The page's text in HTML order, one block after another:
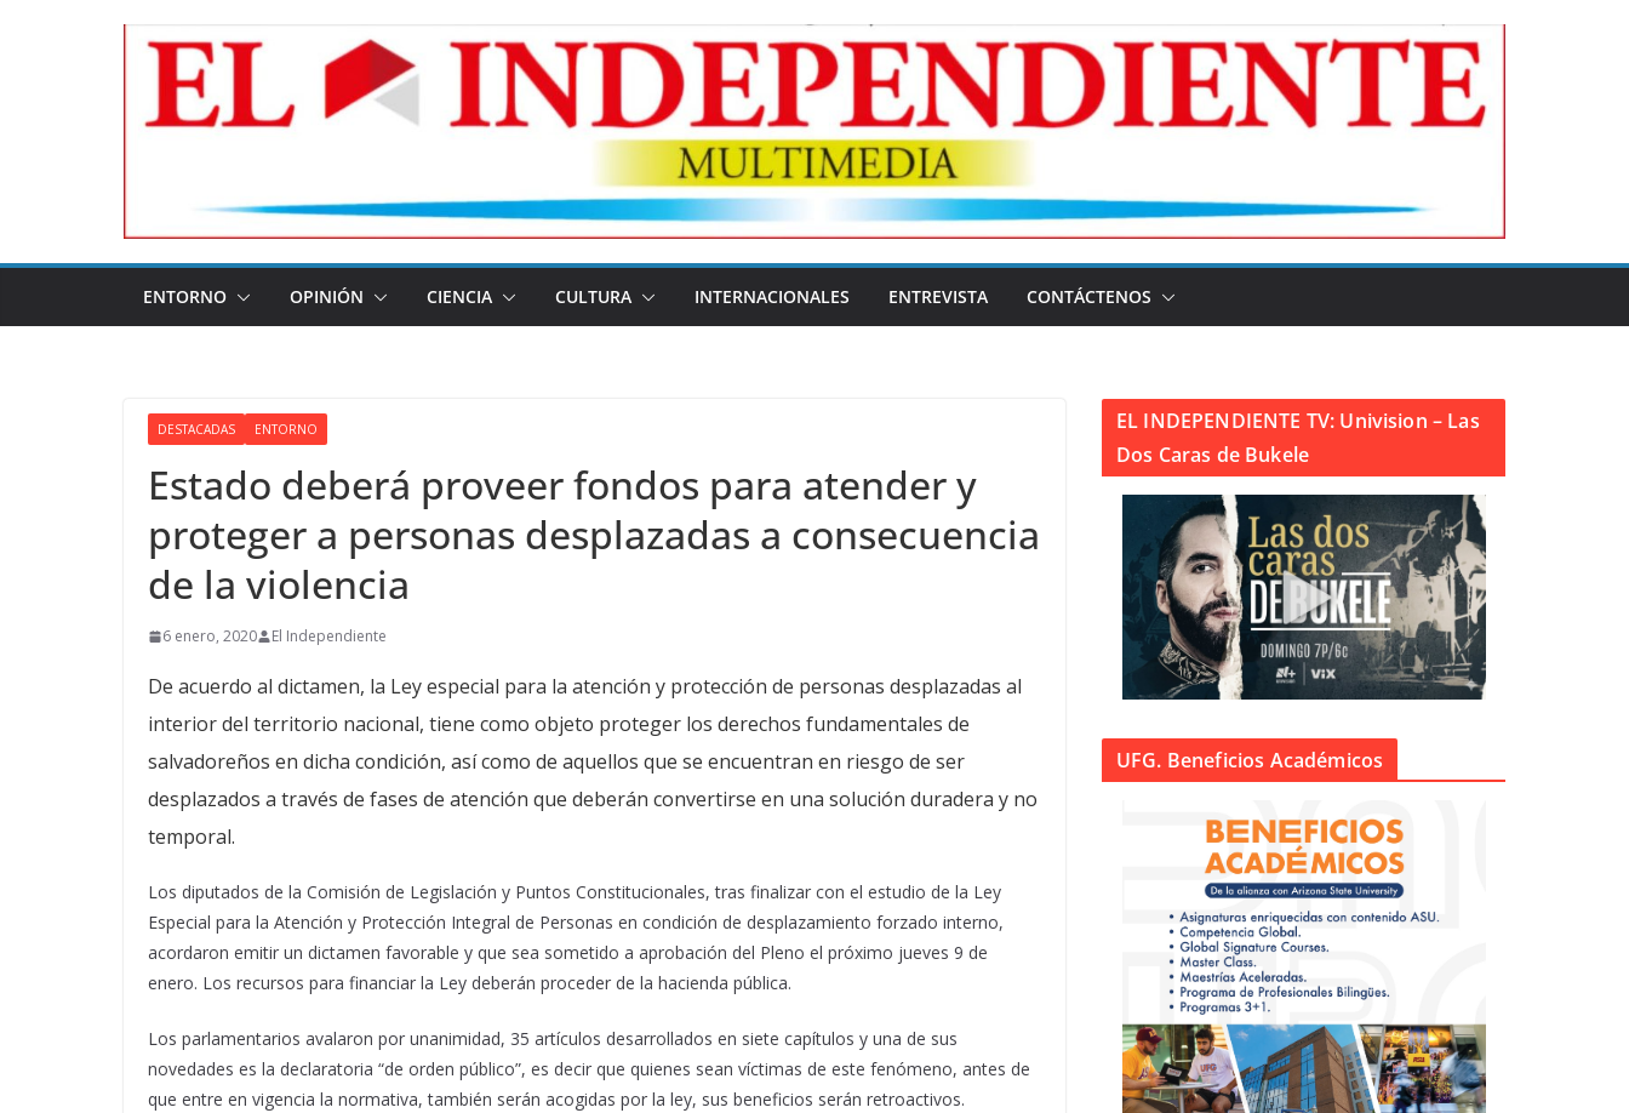
ENTORNO OPINIÓN CIENCIA CULTURA INTERNACIONALES ENTREVISTA CONTÁCTENOS
DESTACADAS ENTORNO
Estado deberá proveer fondos para atender y
proteger a personas desplazadas a consecuencia
de la violencia
6 enero, 2020 El Independiente
De acuerdo al dictamen, la Ley especial para la atención y protección de personas desplazadas al
interior del territorio nacional, tiene como objeto proteger los derechos fundamentales de
salvadoreños en dicha condición, así como de aquellos que se encuentran en riesgo de ser
desplazados a través de fases de atención que deberán convertirse en una solución duradera y no
temporal.
Los diputados de la Comisión de Legislación y Puntos Constitucionales, tras finalizar con el estudio de la Ley
Especial para la Atención y Protección Integral de Personas en condición de desplazamiento forzado interno,
acordaron emitir un dictamen favorable y que sea sometido a aprobación del Pleno el próximo jueves 9 de
enero. Los recursos para financiar la Ley deberán proceder de la hacienda pública.
Los parlamentarios avalaron por unanimidad, 35 artículos desarrollados en siete capítulos y una de sus
novedades es la declaratoria “de orden público”, es decir que quienes sean víctimas de este fenómeno, antes de
que entre en vigencia la normativa, también serán acogidas por la ley, sus beneficios serán retroactivos.
EL INDEPENDIENTE TV: Univision – Las
Dos Caras de Bukele
UFG. Beneficios Académicos